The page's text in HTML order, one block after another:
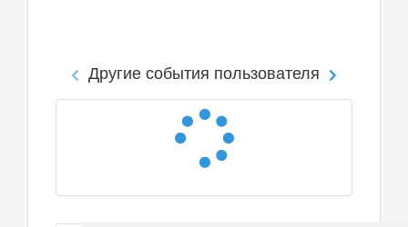
Другие события пользователя